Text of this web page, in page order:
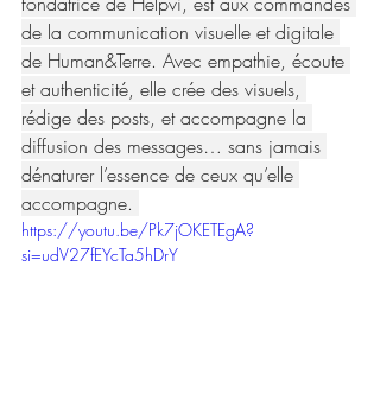
de la communication visuelle et digitale
de Human&Terre. Avec empathie, écoute
et authenticité, elle crée des visuels,
rédige des posts, et accompagne la
diffusion des messages… sans jamais
dénaturer l’essence de ceux qu’elle
accompagne.
https://youtu.be/Pk7jOKETEgA?
si=udV27fEYcTa5hDrY